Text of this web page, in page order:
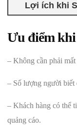
Lợi ích khi
Ưu điểm
– Không cần phải
– Số lượng người biết
– Khách hàng có thể
quảng cáo.